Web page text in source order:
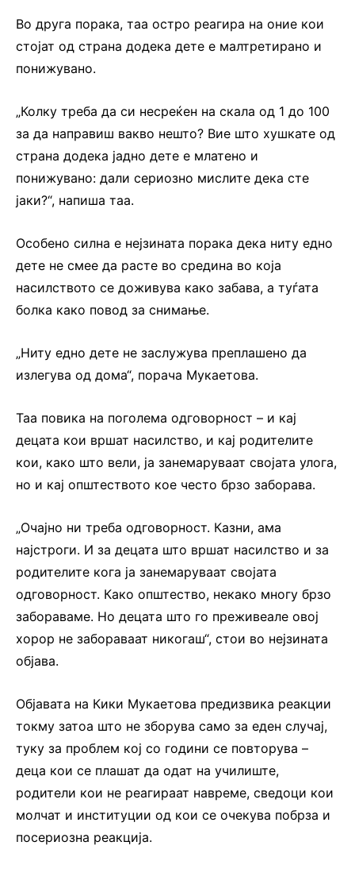
Во друга порака, таа остро реагира на оние кои
стојат од страна додека дете е малтретирано и
понижувано.
„Колку треба да си несреќен на скала од 1 до 100
за да направиш вакво нешто? Вие што хушкате од
страна додека јадно дете е млатено и
понижувано: дали сериозно мислите дека сте
јаки?“, напиша таа.
Особено силна е нејзината порака дека ниту едно
дете не смее да расте во средина во која
насилството се доживува како забава, а туѓата
болка како повод за снимање.
„Ниту едно дете не заслужува преплашено да
излегува од дома“, порача Мукаетова.
Таа повика на поголема одговорност – и кај
децата кои вршат насилство, и кај родителите
кои, како што вели, ја занемаруваат својата улога,
но и кај општеството кое често брзо заборава.
„Очајно ни треба одговорност. Казни, ама
најстроги. И за децата што вршат насилство и за
родителите кога ја занемаруваат својата
одговорност. Како општество, некако многу брзо
забораваме. Но децата што го преживеале овој
хорор не забораваат никогаш“, стои во нејзината
објава.
Објавата на Кики Мукаетова предизвика реакции
токму затоа што не зборува само за еден случај,
туку за проблем кој со години се повторува –
деца кои се плашат да одат на училиште,
родители кои не реагираат навреме, сведоци кои
молчат и институции од кои се очекува побрза и
посериозна реакција.